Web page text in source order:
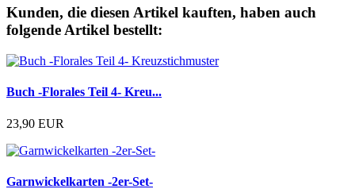
Kunden, die diesen Artikel kauften, haben auch
folgende Artikel bestellt:
Buch -Florales Teil 4- Kreu...
23,90 EUR
Garnwickelkarten -2er-Set-